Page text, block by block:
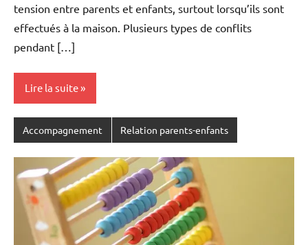
tension entre parents et enfants, surtout lorsqu’ils sont
effectués à la maison. Plusieurs types de conflits
pendant […]
Lire la suite
Accompagnement Relation parents-enfants